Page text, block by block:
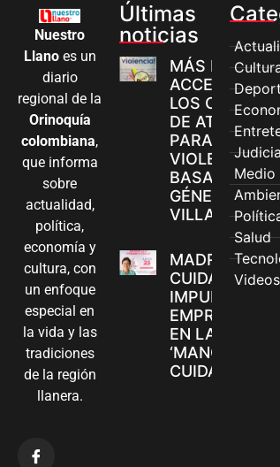
Nuestro
Llanoes un
diario
regional de la
Orinoquía
colombiana,
que informa
sobre
actualidad,
política,
economía y
cultura, con
un enfoque
especial en
la vida y las
tradiciones
de la región
llanera.
Últimas
noticias
MÁS
ACCEDEN A
LOS CANALES
DE ATENCIÓN
PARA
VIOLENCIAS
BASADAS EN
GÉNERO EN
MADRES
CUIDADORAS
IMPULSAN SUS
EN LA FERIA
‘MANOS QUE
CUIDAN Y
Medio
Salud
Videos